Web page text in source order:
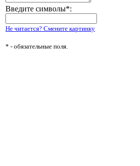
Введите символы*:
Не читается? Смените картинку
* - обязательные поля.